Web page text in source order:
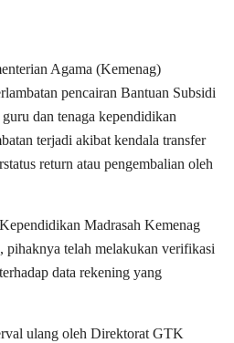
Agama (Kemenag)
pencairan Bantuan Subsidi
dan tenaga kependidikan
terjadi akibat kendala transfer
return atau pengembalian oleh
Madrasah Kemenag
pihaknya telah melakukan verifikasi
data rekening yang
ulang oleh Direktorat GTK